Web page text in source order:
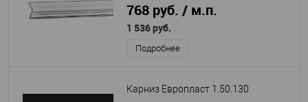
768 руб. / м.п.
1 536 руб.
Подробнее
Карниз Европласт 1.50.130